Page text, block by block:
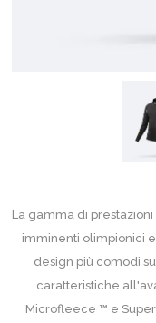
La gamma di
imminenti olimpionici
design più comodi
caratteristiche
Microfleece ™ e